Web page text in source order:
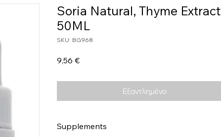
Soria Natural, Thyme Extract
50ML
SKU: BG968
9,56 €Τιμή
Εξαντλημένο
Supplements